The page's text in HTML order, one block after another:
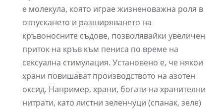
е молекула, която играе жизненоважна роля в
отпускането и разширяването на
кръвоносните съдове, позволявайки увеличен
приток на кръв към пениса по време на
сексуална стимулация. Установено е, че някои
храни повишават производството на азотен
оксид. Например, храни, богати на хранителни
нитрати, като листни зеленчуци (спанак, зеле)